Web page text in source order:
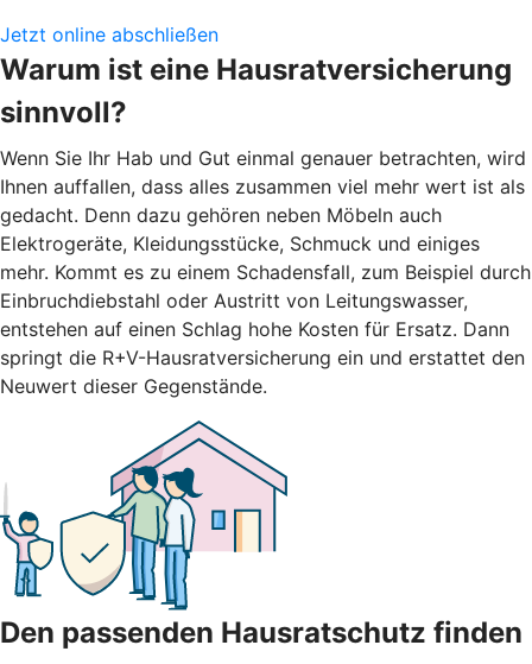
Jetzt online abschließen
Warum ist eine Hausratversicherung
sinnvoll?
Wenn Sie Ihr Hab und Gut einmal genauer betrachten, wird
Ihnen auffallen, dass alles zusammen viel mehr wert ist als
gedacht. Denn dazu gehören neben Möbeln auch
Elektrogeräte, Kleidungsstücke, Schmuck und einiges
mehr. Kommt es zu einem Schadensfall, zum Beispiel durch
Einbruchdiebstahl oder Austritt von Leitungswasser,
entstehen auf einen Schlag hohe Kosten für Ersatz. Dann
springt die R+V-Hausratversicherung ein und erstattet den
Neuwert dieser Gegenstände.
Den passenden Hausratschutz finden